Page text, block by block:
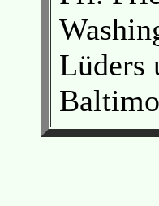
Lüders